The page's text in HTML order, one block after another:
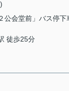
２公会堂前」バス停
徒歩25分